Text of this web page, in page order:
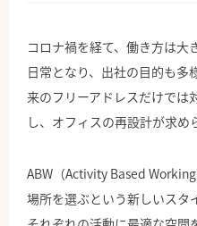
コロナ禍を経て、働き方は
日常となり、出社の目的も多
来のフリーアドレスだけでは
し、オフィスの再設計が求め
ABW（Activity Based
場所を選ぶという新しいスタ